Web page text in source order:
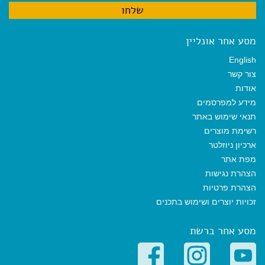
מסע אחר אונליין
English
צור קשר
אודות
מידע למפרסמים
תנאי שימוש באתר
רשימת מוצרים
ארכיון ניוזלטר
מפת אתר
הצהרת נגישות
הצהרת פרטיות
זכויות יוצרים ושימוש בתכנים
מסע אחר ברשת